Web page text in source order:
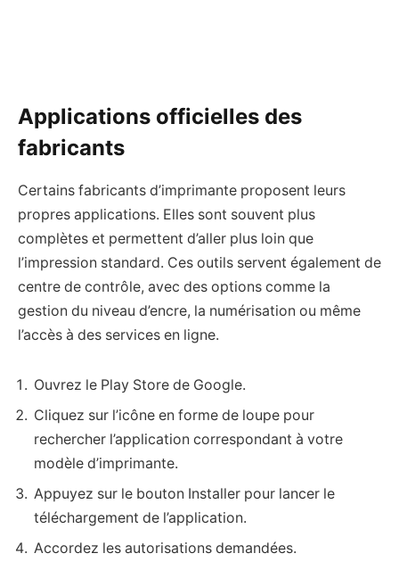
Applications officielles des
fabricants
Certains fabricants d’imprimante proposent leurs
propres applications. Elles sont souvent plus
complètes et permettent d’aller plus loin que
l’impression standard. Ces outils servent également de
centre de contrôle, avec des options comme la
gestion du niveau d’encre, la numérisation ou même
l’accès à des services en ligne.
Ouvrez le Play Store de Google.
Cliquez sur l’icône en forme de loupe pour
rechercher l’application correspondant à votre
modèle d’imprimante.
Appuyez sur le bouton Installer pour lancer le
téléchargement de l’application.
Accordez les autorisations demandées.